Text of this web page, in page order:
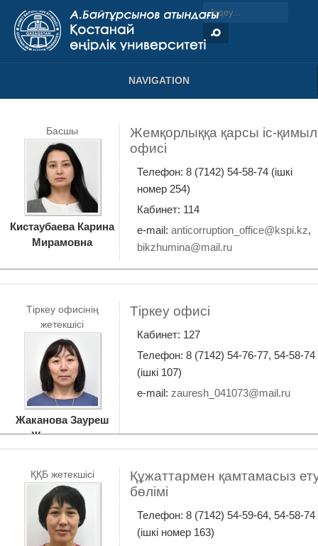
NAVIGATION
Жемқорлыққа қарсы іс-қимыл
офисі
Басшы
Кистаубаева Карина
Мирамовна
Телефон: 8 (7142) 54-58-74 (ішкі
номер 254)
Кабинет: 114
e-mail: anticorruption_office@kspi.kz,
bikzhumina@mail.ru
Тіркеу офисі
Тіркеу офисінің
жетекшісі
Жаканова Зауреш
Жумашевна
Кабинет: 127
Телефон: 8 (7142) 54-76-77, 54-58-74
(ішкі 107)
e-mail:
Құжаттармен қамтамасыз
бөлімі
ҚҚБ жетекшісі
Телефон: 8 (7142) 54-59-64, 54-58-74
(ішкі номер 163)